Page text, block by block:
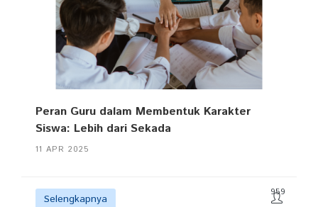
Peran Guru dalam Membentuk Karakter
Siswa: Lebih dari Sekada
11 APR 2025
Selengkapnya 959